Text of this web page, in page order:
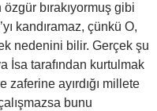
bırakıyormuş gibi
kandıramaz, çünkü O,
nedenini bilir. Gerçek şu
İsa tarafından kurtulmak
zaferine ayırdığı millete
bunu